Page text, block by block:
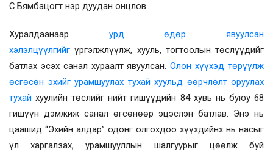
С.Бямбацогт нэр дуудан онцлов.
Хуралдаанаар урд өдөр явуулсан
хэлэлцүүлгийгүргэлжлүүлж, хууль, тогтоолын төслүүдийг
батлах эсэх санал хураалт явуулсан.Олон хүүхэд төрүүлж
өсгөсөн эхийг урамшуулах тухай хуульд өөрчлөлт оруулах
тухай хуулийн төслийг нийт гишүүдийн 84 хувь нь буюу 68
гишүүн дэмжиж санал өгсөнөөр эцэслэн батлав. Энэ нь
цаашид “Эхийн алдар” одонг олгохдоо хүүхдийнх нь насыг
үл харгалзах, урамшууллын шалгуурыг цөөлж буй